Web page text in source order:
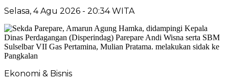
Selasa, 4 Agu 2026 - 20:34 WITA
Ekonomi & Bisnis